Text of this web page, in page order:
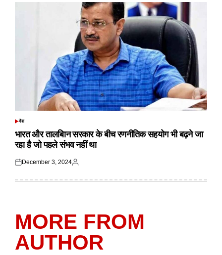
POSTED
देश
भारत और तालबिान सरकार के बीच रणनीतिक सहयोग भी बढ़ने जा
रहा है जो पहले संभव नहीं था
Posted
December 3, 2024
Posted
MORE FROM
AUTHOR